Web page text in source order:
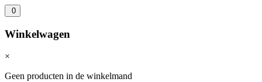
0
Winkelwagen
×
Geen producten in de winkelmand